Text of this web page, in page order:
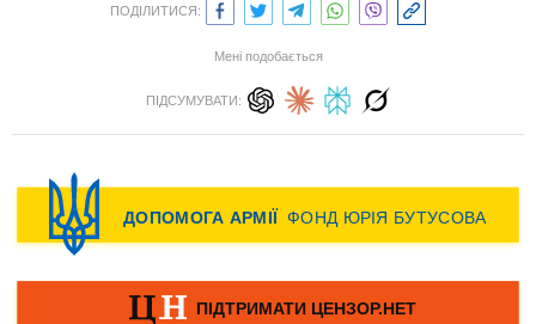
ПОДІЛИТИСЯ:
Мені подобається
ПІДСУМУВАТИ: